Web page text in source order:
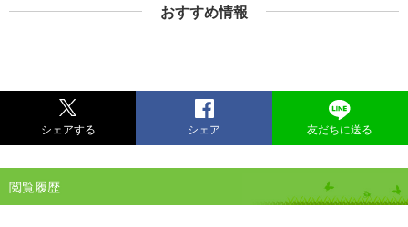
おすすめ情報
シェアする シェア 友だちに送る
閲覧履歴